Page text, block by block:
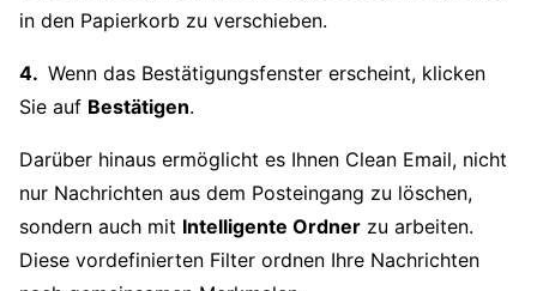
in den Papierkorb zu verschieben.
Wenn das Bestätigungsfenster erscheint, klicken
Sie auf Bestätigen.
Darüber hinaus ermöglicht es Ihnen Clean Email, nicht
nur Nachrichten aus dem Posteingang zu löschen,
sondern auch mit Intelligente Ordner zu arbeiten.
Diese vordefinierten Filter ordnen Ihre Nachrichten